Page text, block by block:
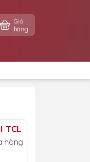
Giỏ
hàng
TCL
hàng